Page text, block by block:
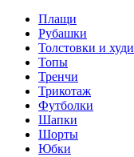
Плащи
Рубашки
Толстовки и худи
Топы
Тренчи
Трикотаж
Футболки
Шапки
Шорты
Юбки